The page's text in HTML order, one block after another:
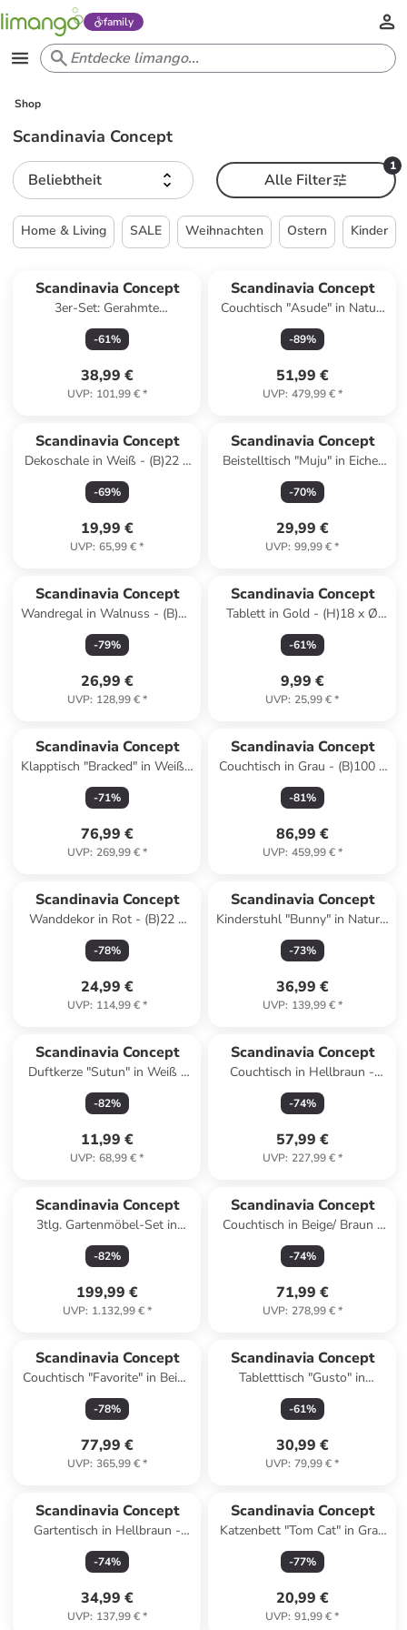
family
Shop
Scandinavia Concept
Beliebtheit
1
Alle Filter
Home & Living SALE Weihnachten Ostern Kinder
Scandinavia Concept
3er-Set: Gerahmte
Kunstdrucke
-61%
38,99 €
UVP: 101,99 €*
Scandinavia Concept
Couchtisch "Asude" in Natur/
Schwarz - (B)95 x (H)55 x
(T)43 cm
-89%
51,99 €
UVP: 479,99 €*
Scandinavia Concept
Dekoschale in Weiß - (B)22 x
(H)10 x (T)17 cm
-69%
19,99 €
UVP: 65,99 €*
Scandinavia Concept
Beistelltisch "Muju" in Eiche/
Anthrazit - (B)40 x (H)57 x
(T)30 cm
-70%
29,99 €
UVP: 99,99 €*
Scandinavia Concept
Wandregal in Walnuss - (B)20
x (H)40 x (T)9 cm
-79%
26,99 €
UVP: 128,99 €*
Scandinavia Concept
Tablett in Gold - (H)18 x Ø
20,5 cm
-61%
9,99 €
UVP: 25,99 €*
Scandinavia Concept
Klapptisch "Bracked" in Weiß -
(B)70 x (H)90 x (T)15 cm
-71%
76,99 €
UVP: 269,99 €*
Scandinavia Concept
Couchtisch in Grau - (B)100 x
(H)44,5 x (T)60 cm
-81%
86,99 €
UVP: 459,99 €*
Scandinavia Concept
Wanddekor in Rot - (B)22 x
(H)53 cm
-78%
24,99 €
UVP: 114,99 €*
Scandinavia Concept
Kinderstuhl "Bunny" in Natur -
(B)30 x (H)55 x (T)25 cm
-73%
36,99 €
UVP: 139,99 €*
Scandinavia Concept
Duftkerze "Sutun" in Weiß -
400 g
-82%
11,99 €
UVP: 68,99 €*
Scandinavia Concept
Couchtisch in Hellbraun -
(B)119 x (H)40 x (T)60 cm
-74%
57,99 €
UVP: 227,99 €*
Scandinavia Concept
3tlg. Gartenmöbel-Set in
Hellbraun/ Beige
-82%
199,99 €
UVP: 1.132,99 €*
Scandinavia Concept
Couchtisch in Beige/ Braun -
(B)90 x (H)35 x (T)90 cm
-74%
71,99 €
UVP: 278,99 €*
Scandinavia Concept
Couchtisch "Favorite" in Beige
- (B)120 x (H)38 x (T)60 cm
-78%
77,99 €
UVP: 365,99 €*
Scandinavia Concept
Tabletttisch "Gusto" in
Hellbraun/ Schwarz - (B)60 x
(H)35 x (T)24,5 cm
-61%
30,99 €
UVP: 79,99 €*
Scandinavia Concept
Gartentisch in Hellbraun -
(B)40 x (H)40 x (T)40 cm
-74%
34,99 €
UVP: 137,99 €*
Scandinavia Concept
Katzenbett "Tom Cat" in Grau
- (B)35 x (H)50 x (T)40 cm
-77%
20,99 €
UVP: 91,99 €*